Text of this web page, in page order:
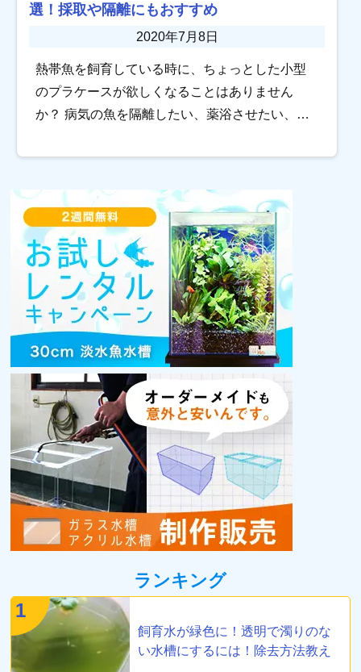
選！採取や隔離にもおすすめ
2020年7月8日
熱帯魚を飼育している時に、ちょっとした小型
のプラケースが欲しくなることはありません
か？ 病気の魚を隔離したい、薬浴させたい、卵
とその用途はたくさんあります。 今回は、トロ
ランキング
1
飼育水が緑色に！透明で濁りのな
い水槽にするには！除去方法教え